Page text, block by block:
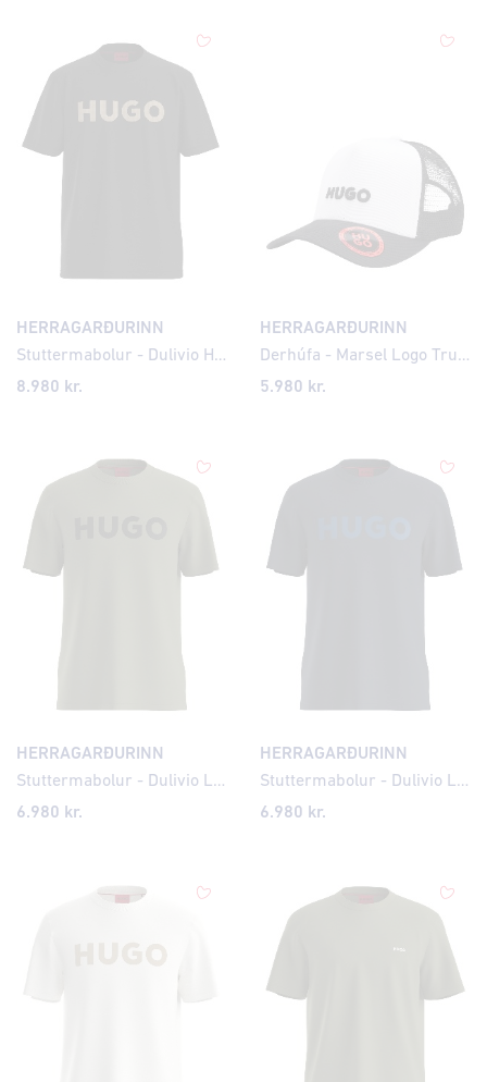
HERRAGARÐURINN
Stuttermabolur - Dulivio Houndstooth Logo
8.980 kr.
HERRAGARÐURINN
Derhúfa - Marsel Logo Trucker
5.980 kr.
HERRAGARÐURINN
Stuttermabolur - Dulivio Logo
6.980 kr.
HERRAGARÐURINN
Stuttermabolur - Dulivio Logo
6.980 kr.